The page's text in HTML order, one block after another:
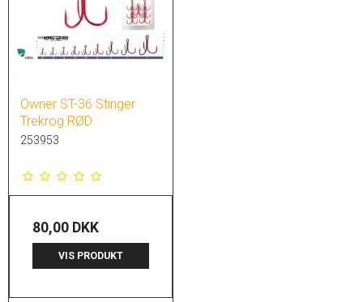
Owner ST-36 Stinger
Trekrog RØD
253953
80,00 DKK
VIS PRODUKT